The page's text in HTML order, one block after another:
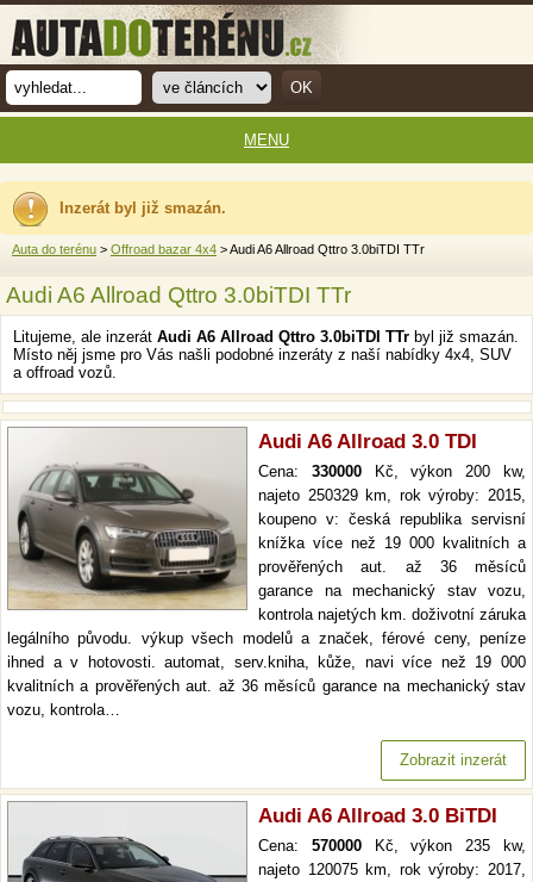
Inzerát byl již smazán.
Auta do terénu > Offroad bazar 4x4 > Audi A6 Allroad Qttro 3.0biTDI TTr
Audi A6 Allroad Qttro 3.0biTDI TTr
Litujeme, ale inzerát Audi A6 Allroad Qttro 3.0biTDI TTr byl již smazán.
Místo něj jsme pro Vás našli podobné inzeráty z naší nabídky 4x4, SUV
a offroad vozů.
Audi A6 Allroad 3.0 TDI
Cena: 330000Kč, výkon 200 kw,
najeto 250329 km, rok výroby: 2015,
koupeno v: česká republika servisní
knížka více než 19 000 kvalitních a
prověřených aut. až 36 měsíců
garance na mechanický stav vozu,
kontrola najetých km. doživotní záruka
legálního původu. výkup všech modelů a značek, férové ceny, peníze
ihned a v hotovosti. automat, serv.kniha, kůže, navi více než 19 000
kvalitních a prověřených aut. až 36 měsíců garance na mechanický stav
vozu, kontrola…
Zobrazit inzerát
Audi A6 Allroad 3.0 BiTDI
Cena: 570000Kč, výkon 235 kw,
najeto 120075 km, rok výroby: 2017,
MENU